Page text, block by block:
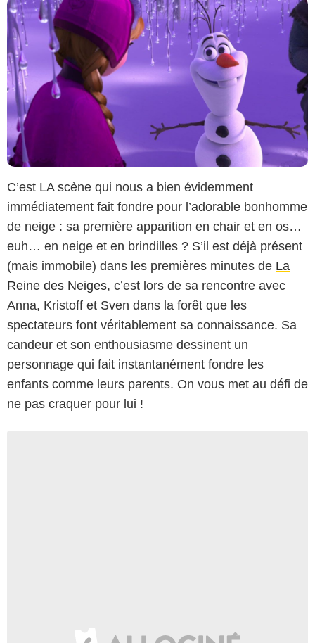
C’est LA scène qui nous a bien évidemment
immédiatement fait fondre pour l’adorable bonhomme
de neige : sa première apparition en chair et en os…
euh… en neige et en brindilles ? S’il est déjà présent
(mais immobile) dans les premières minutes de La
Reine des Neiges, c’est lors de sa rencontre avec
Anna, Kristoff et Sven dans la forêt que les
spectateurs font véritablement sa connaissance. Sa
candeur et son enthousiasme dessinent un
personnage qui fait instantanément fondre les
enfants comme leurs parents. On vous met au défi de
ne pas craquer pour lui !